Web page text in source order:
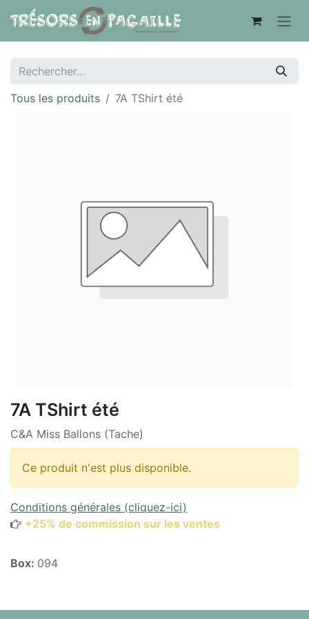
Tous les produits 7A TShirt été
7A TShirt été
C&A Miss Ballons (Tache)
Ce produit n'est plus disponible.
Conditions générales (cliquez-ici)
+25% de commission sur les ventes
Box: 094